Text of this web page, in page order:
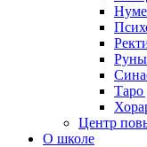
Руны
Таро
Центр
О школе